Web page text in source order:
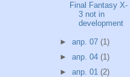
Final Fantasy X-
3 not in
development
►апр. 07(1)
►апр. 04(1)
►апр. 01(2)